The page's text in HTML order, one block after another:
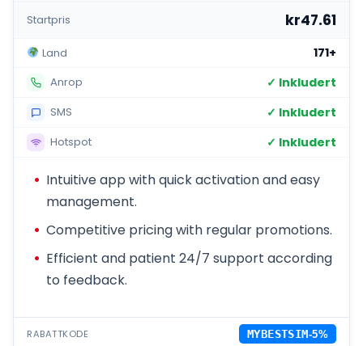
Startpris kr47.61
Land 171+
Anrop ✓ Inkludert
SMS ✓ Inkludert
Hotspot ✓ Inkludert
Intuitive app with quick activation and easy
management.
Competitive pricing with regular promotions.
Efficient and patient 24/7 support according
to feedback.
RABATTKODE MYBESTSIM-5%